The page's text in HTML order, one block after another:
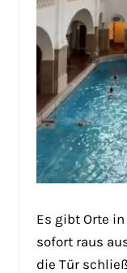
Es gibt Orte
sofort raus
die Tür